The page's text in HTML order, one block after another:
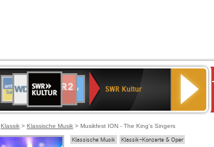
Deutschlandfunk
80er
90er
OLDIE
ANTENNE
SWR3
WDR
4
BR-
KLASSIK
Deutschlandfunk
Kultur
ANTENNE
BAYERN
2
Kultur2
SWR Kultur
Klassik > Klassische Musik > Musikfest ION - The King's Singers
Klassische Musik Klassik-Konzerte & Oper